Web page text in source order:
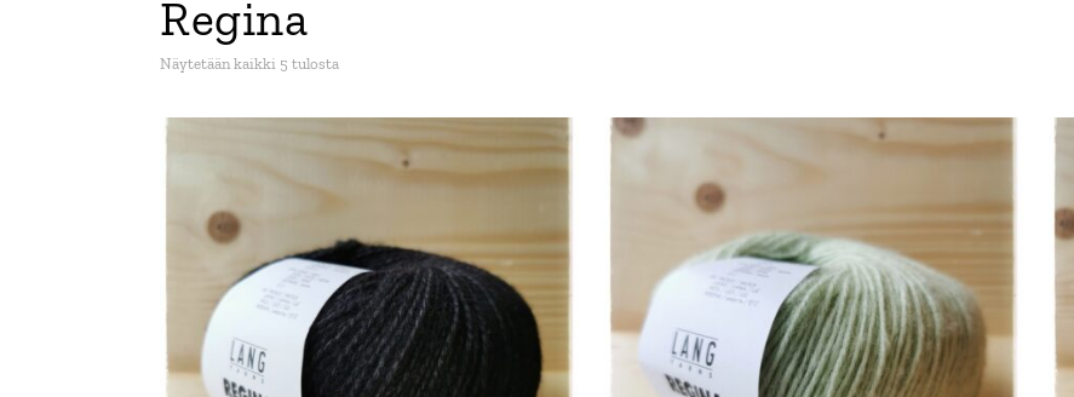
Regina
Näytetään kaikki 5 tulosta